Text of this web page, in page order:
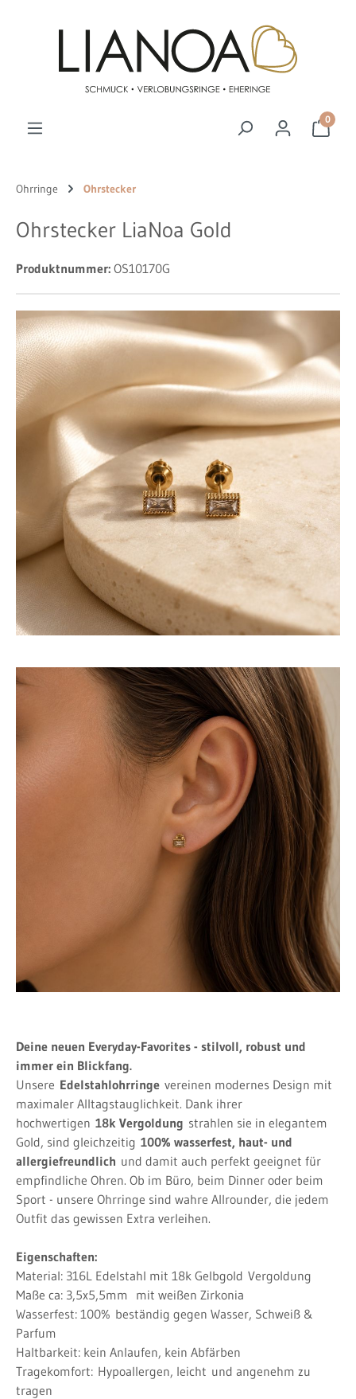
0
Ohrringe Ohrstecker
Ohrstecker LiaNoa Gold
Produktnummer: OS10170G
Deine neuen Everyday-Favorites - stilvoll, robust und
immer ein Blickfang.
Unsere Edelstahlohrringe vereinen modernes Design mit
maximaler Alltagstauglichkeit. Dank ihrer
hochwertigen 18k Vergoldung strahlen sie in elegantem
Gold, sind gleichzeitig 100% wasserfest, haut- und
allergiefreundlich und damit auch perfekt geeignet für
empfindliche Ohren. Ob im Büro, beim Dinner oder beim
Sport - unsere Ohrringe sind wahre Allrounder, die jedem
Outfit das gewissen Extra verleihen.
Eigenschaften:
Material: 316L Edelstahl mit 18k Gelbgold Vergoldung
Maße ca: 3,5x5,5mm mit weißen Zirkonia
Wasserfest: 100% beständig gegen Wasser, Schweiß &
Parfum
Haltbarkeit: kein Anlaufen, kein Abfärben
Tragekomfort: Hypoallergen, leicht und angenehm zu
tragen